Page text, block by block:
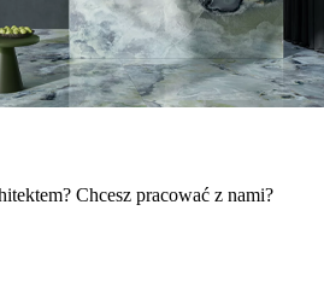
Chcesz pracować z nami?